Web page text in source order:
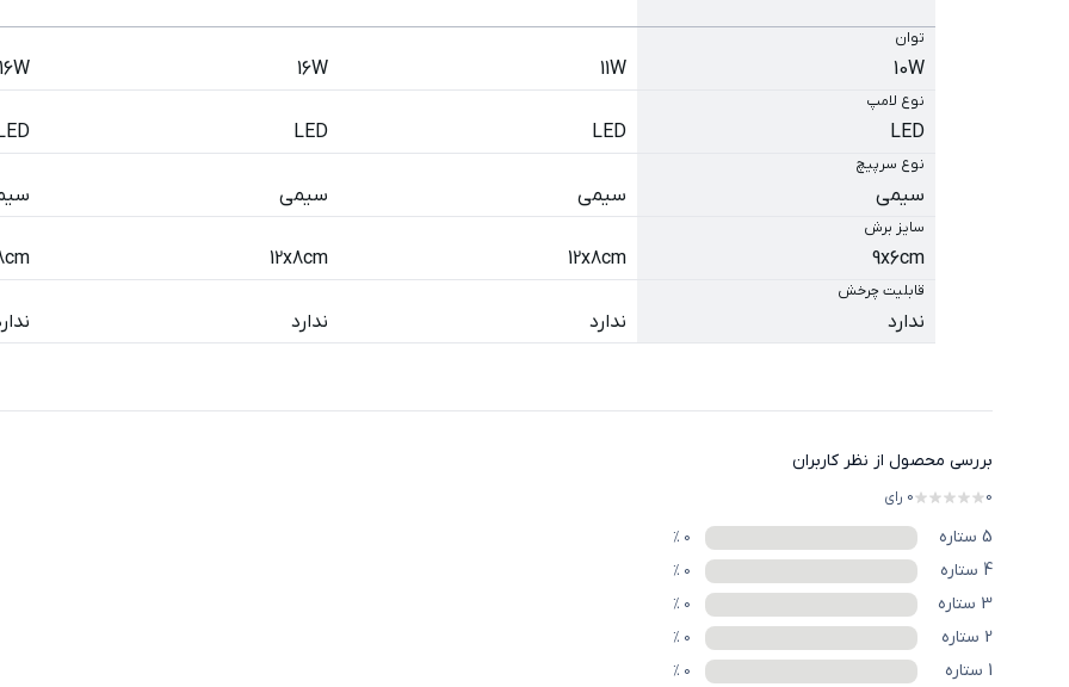
توان
10W
11W
16W
16W
نوع لامپ
LED
LED
LED
نوع سرپیچ
سیمی سیمی سیمی
سایز برش
9x6cm
12x8cm
12x8cm
قابلیت چرخش
ندارد ندارد ندارد
بررسی محصول از نظر کاربران
0
0 رای
5 ستاره 0
%
4 ستاره 0
%
3 ستاره 0
%
2 ستاره 0
%
1 ستاره 0
%